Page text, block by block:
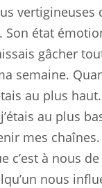
vertigineuses
Son état
gâcher
semaine.
au plus haut.
au plus
mes chaînes.
c’est à nous
nous